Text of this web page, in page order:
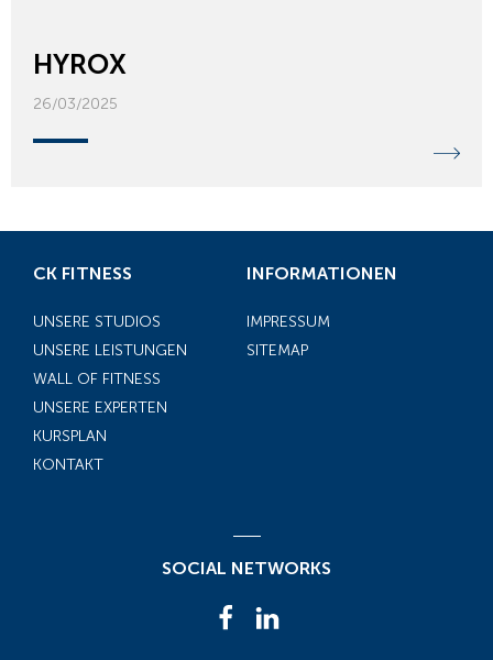
HYROX
26/03/2025
CK FITNESS
UNSERE STUDIOS
UNSERE LEISTUNGEN
WALL OF FITNESS
UNSERE EXPERTEN
KURSPLAN
KONTAKT
INFORMATIONEN
IMPRESSUM
SITEMAP
SOCIAL NETWORKS
FACEBOOKLINKEDIN